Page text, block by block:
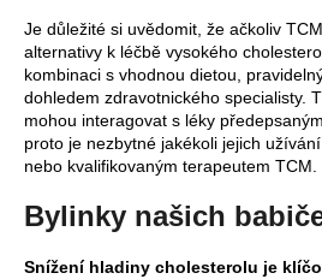
Je důležité si uvědomit, že ačkoliv
alternativy k léčbě vysokého
kombinaci s vhodnou dietou,
dohledem zdravotnického specialisty.
mohou interagovat s léky
proto je nezbytné jakékoli jejich
nebo kvalifikovaným terapeutem TCM.
Bylinky našich
Snížení hladiny cholesterolu je